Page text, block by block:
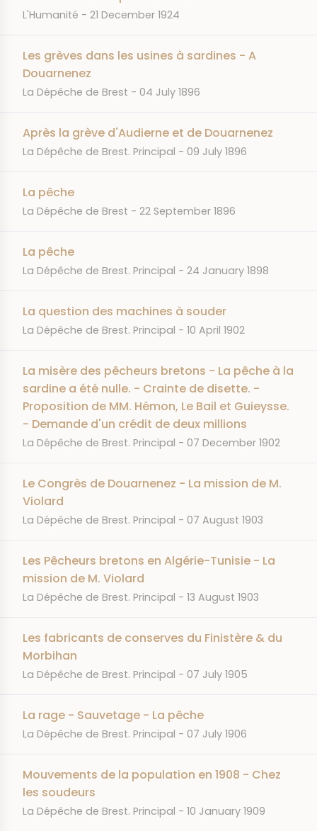
JOURNAL
L'Humanité DATE
21 December 1924
Les grèves dans les usines à sardines - A
Douarnenez
JOURNAL
La Dépêche de Brest DATE
04 July 1896
Après la grève d'Audierne et de Douarnenez
JOURNAL
La Dépêche de Brest. Principal DATE
09 July 1896
La pêche
JOURNAL
La Dépêche de Brest DATE
22 September 1896
La pêche
JOURNAL
La Dépêche de Brest. Principal DATE
24 January 1898
La question des machines à souder
JOURNAL
La Dépêche de Brest. Principal DATE
10 April 1902
La misère des pêcheurs bretons - La pêche à la
sardine a été nulle. - Crainte de disette. -
Proposition de MM. Hémon, Le Bail et Guieysse.
- Demande d'un crédit de deux millions
JOURNAL
La Dépêche de Brest. Principal DATE
07 December 1902
Le Congrès de Douarnenez - La mission de M.
Violard
JOURNAL
La Dépêche de Brest. Principal DATE
07 August 1903
Les Pêcheurs bretons en Algérie-Tunisie - La
mission de M. Violard
JOURNAL
La Dépêche de Brest. Principal DATE
13 August 1903
Les fabricants de conserves du Finistère & du
Morbihan
JOURNAL
La Dépêche de Brest. Principal DATE
07 July 1905
La rage - Sauvetage - La pêche
JOURNAL
La Dépêche de Brest. Principal DATE
07 July 1906
Mouvements de la population en 1908 - Chez
les soudeurs
JOURNAL
La Dépêche de Brest. Principal DATE
10 January 1909